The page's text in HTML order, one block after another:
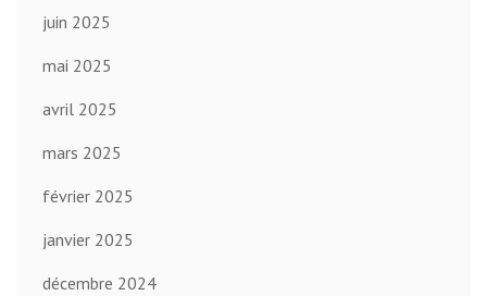
juin 2025
mai 2025
avril 2025
mars 2025
février 2025
janvier 2025
décembre 2024